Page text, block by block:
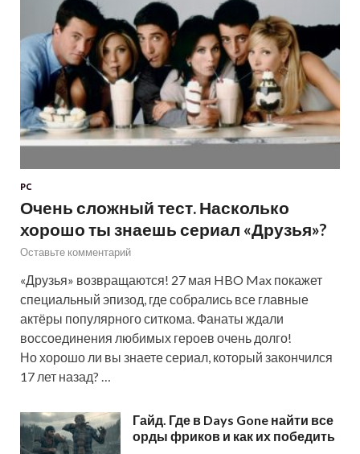
PC
Очень сложный тест. Насколько
хорошо ты знаешь сериал «Друзья»?
Оставьте комментарий
«Друзья» возвращаются! 27 мая HBO Max покажет
специальный эпизод, где собрались все главные
актёры популярного ситкома. Фанаты ждали
воссоединения любимых героев очень долго!
Но хорошо ли вы знаете сериал, который закончился
17 лет назад? …
Гайд. Где в Days Gone найти все
орды фриков и как их победить